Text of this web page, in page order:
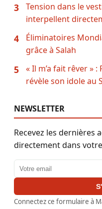
3
Tension dans le
interpellent
4
Éliminatoires
grâce à Salah
5
« Il m’a fait rêver »
révèle son idole au
NEWSLETTER
Recevez les dernières
directement dans
Adresse email
Connectez ce formulaire à